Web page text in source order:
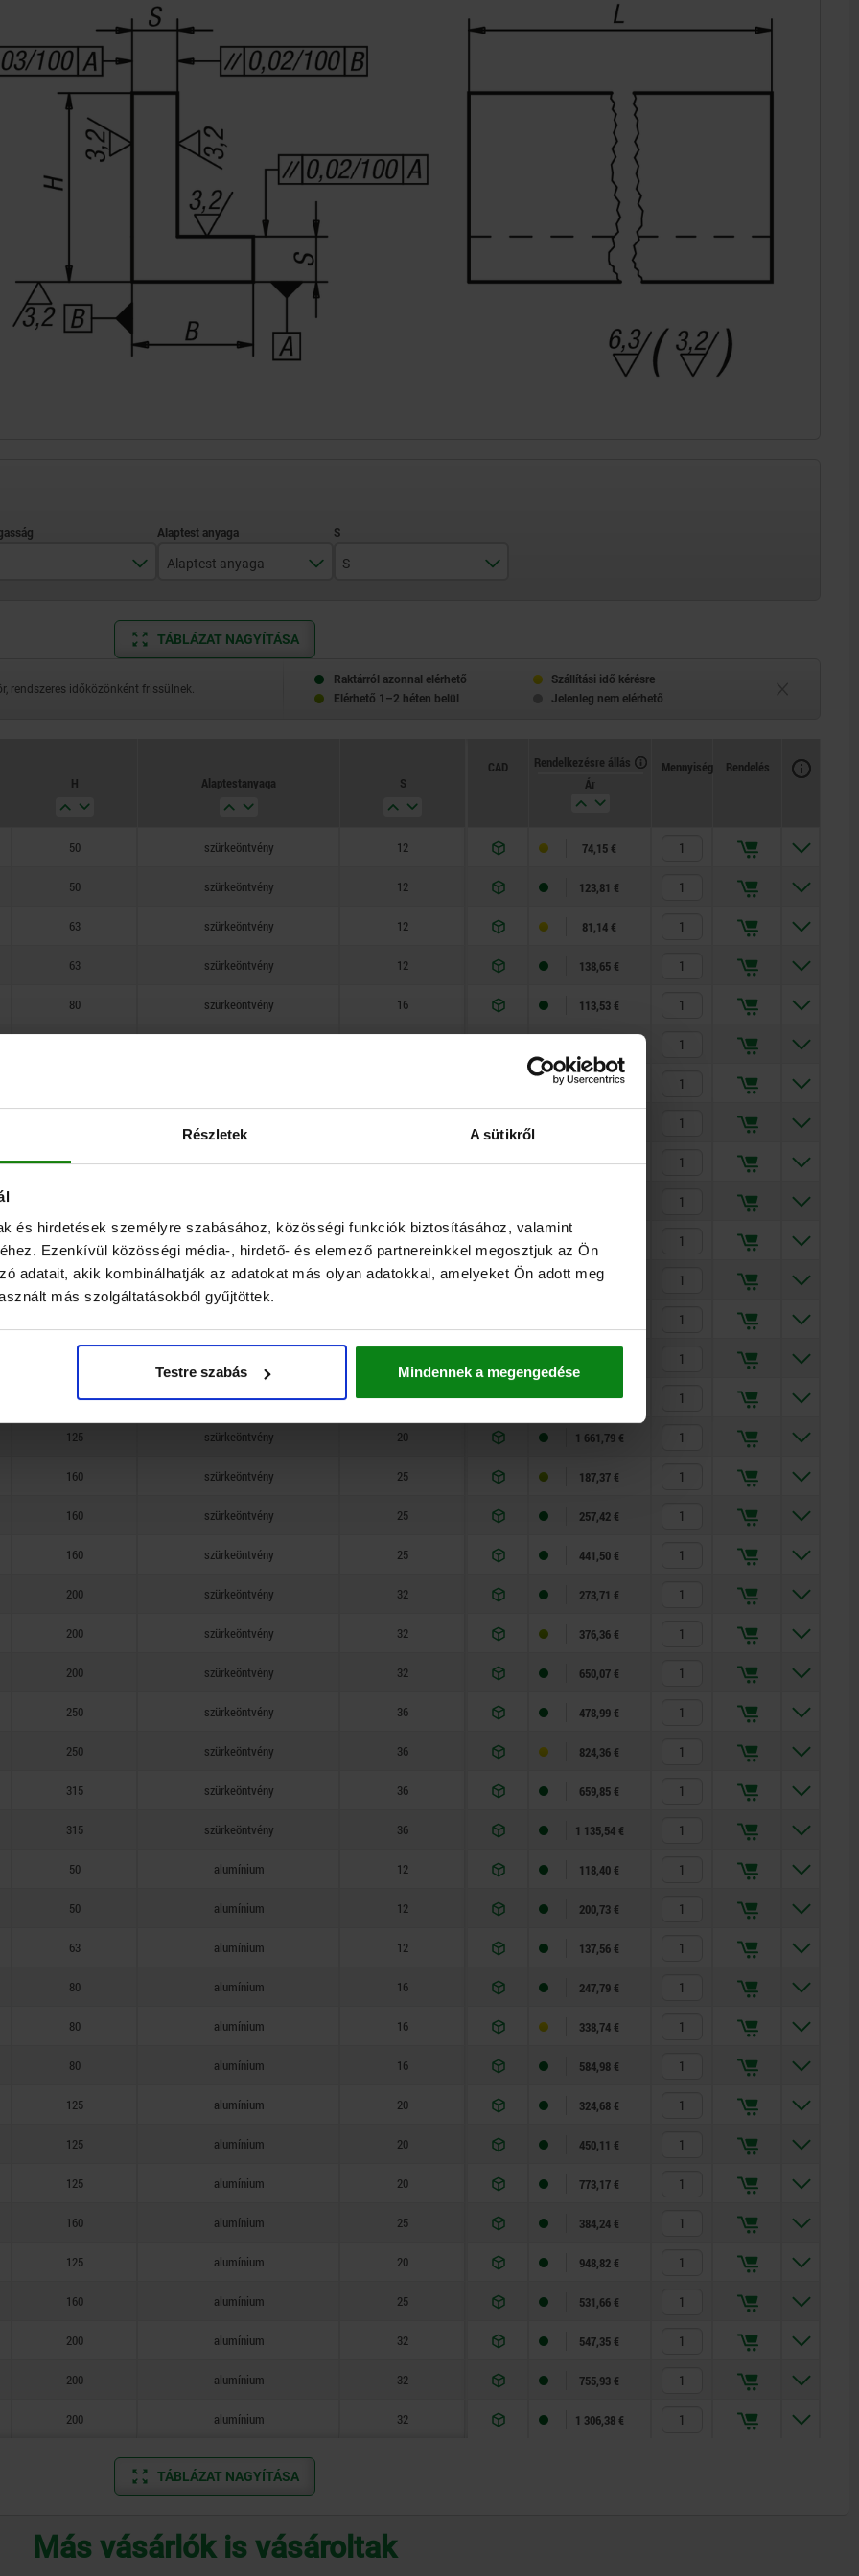
Részletek A sütikről
és hirdetések személyre szabásához, közösségi funkciók biztosításához, valamint
Ezenkívül közösségi média-, hirdető- és elemező partnereinkkel megosztjuk az Ön
adatait, akik kombinálhatják az adatokat más olyan adatokkal, amelyeket Ön adott meg
más szolgáltatásokból gyűjtöttek.
Testre szabás Mindennek a megengedése
Alaptest anyaga
szürkeöntvény
S
20
TÁBLÁZAT NAGYÍTÁSA
rendszeres időközönként frissülnek.
Raktárról azonnal elérhető
Szállítási idő kérésre
Elérhető 1–2 héten belül
Jelenleg nem elérhető
H Alaptest anyaga S
CAD
Rendelkezésre állás
Ár
Mennyiség Rendelés
50 szürkeöntvény 12 74,15 €
50 szürkeöntvény 12 123,81 €
63 szürkeöntvény 12 81,14 €
63 szürkeöntvény 12 138,65 €
80 szürkeöntvény 16 113,53 €
270,43 €
100 szürkeöntvény 20 137,80 €
330,75 €
100 szürkeöntvény 20 1 404,35 €
125 szürkeöntvény 20 363,33 €
125 szürkeöntvény 20 1 661,79 €
160 szürkeöntvény 25 187,37 €
160 szürkeöntvény 25 257,42 €
160 szürkeöntvény 25 441,50 €
200 szürkeöntvény 32 273,71 €
200 szürkeöntvény 32 376,36 €
200 szürkeöntvény 32 650,07 €
250 szürkeöntvény 36 478,99 €
250 szürkeöntvény 36 824,36 €
315 szürkeöntvény 36 659,85 €
315 szürkeöntvény 36 1 135,54 €
50 alumínium 12 118,40 €
50 alumínium 12 200,73 €
63 alumínium 12 137,56 €
80 alumínium 16 247,79 €
80 alumínium 16 338,74 €
80 alumínium 16 584,98 €
125 alumínium 20 324,68 €
125 alumínium 20 450,11 €
125 alumínium 20 773,17 €
160 alumínium 25 384,24 €
125 alumínium 20 948,82 €
160 alumínium 25 531,66 €
200 alumínium 32 547,35 €
200 alumínium 32 755,93 €
200 alumínium 32 1 306,38 €
TÁBLÁZAT NAGYÍTÁSA
Más vásárlók is vásároltak